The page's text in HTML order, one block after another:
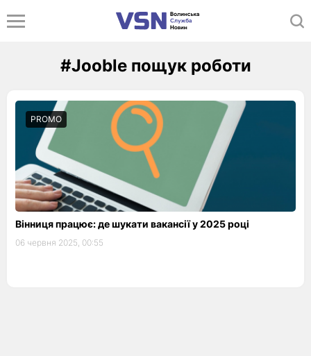
#Jooble пощук роботи
PROMO
Вінниця працює: де шукати вакансії у 2025 році
06 червня 2025, 00:55